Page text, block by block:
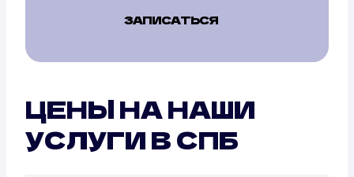
ЗАПИСАТЬСЯ
ЦЕНЫ НА НАШИ
УСЛУГИ В СПБ